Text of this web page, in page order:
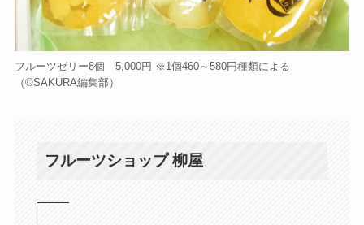
フルーツゼリー8個 5,000円 ※1個460～580円種類による
（©️SAKURA編集部）
フルーツショップ 柳屋